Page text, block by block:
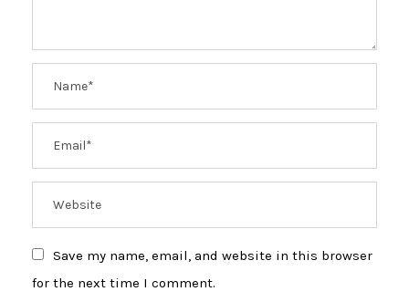
Save my name, email, and website in this browser
for the next time I comment.